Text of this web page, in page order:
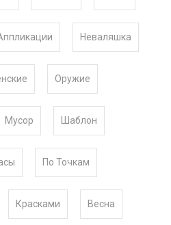
Неваляшка
Оружие
Мусор Шаблон
По Точкам
Красками Весна